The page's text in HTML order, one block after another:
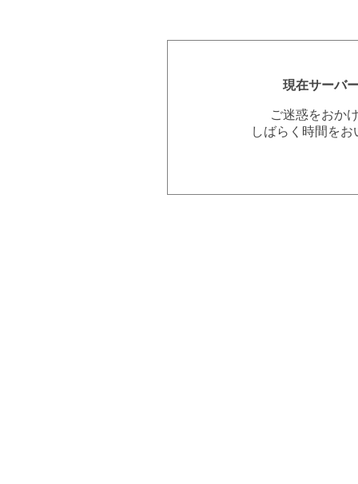
現在サーバ
ご迷惑をおか
しばらく時間を